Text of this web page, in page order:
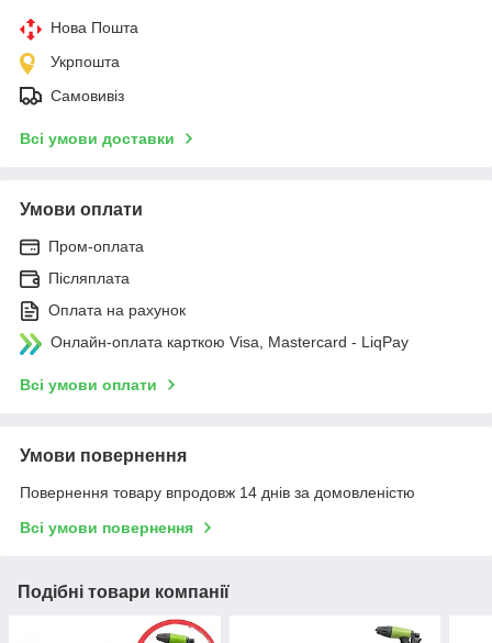
Нова Пошта
Укрпошта
Самовивіз
Всі умови доставки
Умови оплати
Пром-оплата
Післяплата
Оплата на рахунок
Онлайн-оплата карткою Visa, Mastercard - LiqPay
Всі умови оплати
Умови повернення
Повернення товару впродовж 14 днів за домовленістю
Всі умови повернення
Подібні товари компанії